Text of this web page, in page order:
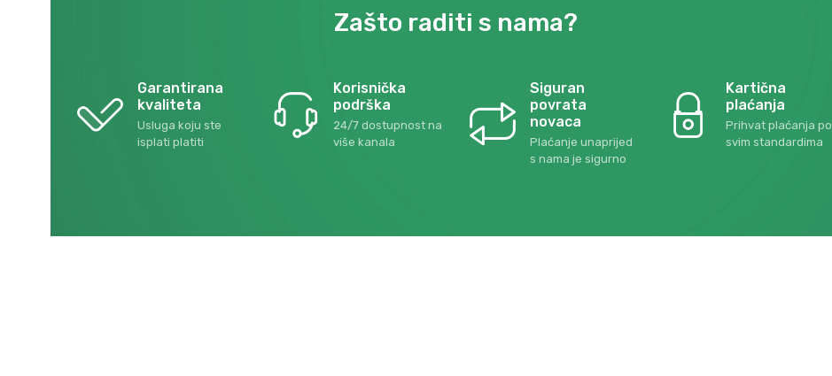
Zašto raditi s nama?
Garantirana
kvaliteta
Usluga koju ste
isplati platiti
Korisnička
podrška
24/7 dostupnost na
više kanala
Siguran
povrata
novaca
Plaćanje unaprijed
s nama je sigurno
Kartična
plaćanja
Prihvat plaćanja po
svim standardima